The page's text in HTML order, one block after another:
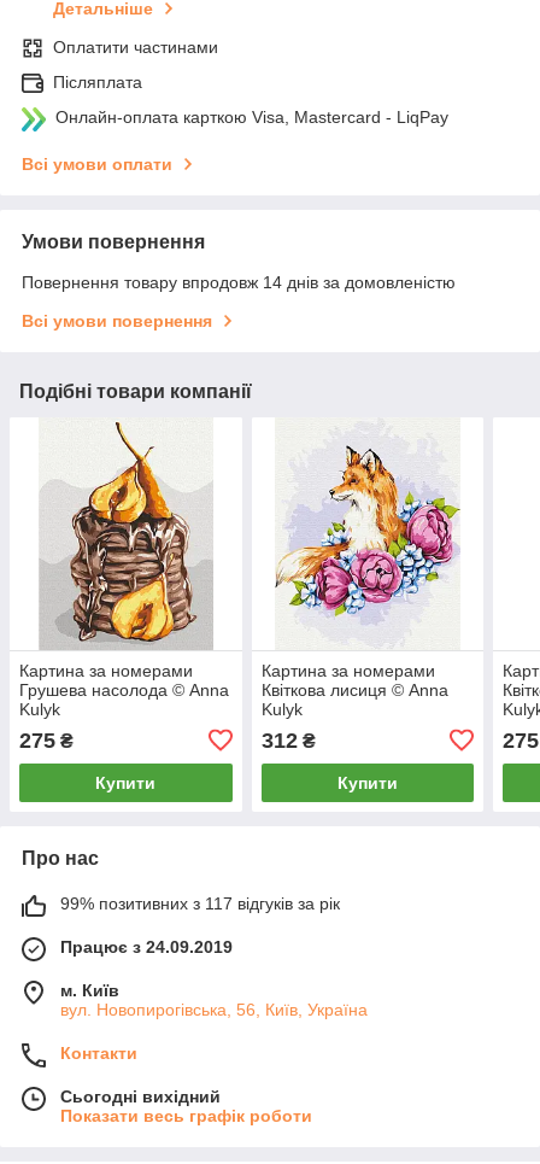
Детальніше
Оплатити частинами
Післяплата
Онлайн-оплата карткою Visa, Mastercard - LiqPay
Всі умови оплати
Умови повернення
Повернення товару впродовж 14 днів за домовленістю
Всі умови повернення
Подібні товари компанії
Картина за номерами
Грушева насолода © Anna
Kulyk
275 ₴
Купити
Картина за номерами
Квіткова лисиця © Anna
Kulyk
312₴
Купити
275
Про нас
99% позитивних з 117 відгуків за рік
Працює з 24.09.2019
м. Київ
вул. Новопирогівська, 56, Київ, Україна
Контакти
Сьогодні вихідний
Показати весь графік роботи